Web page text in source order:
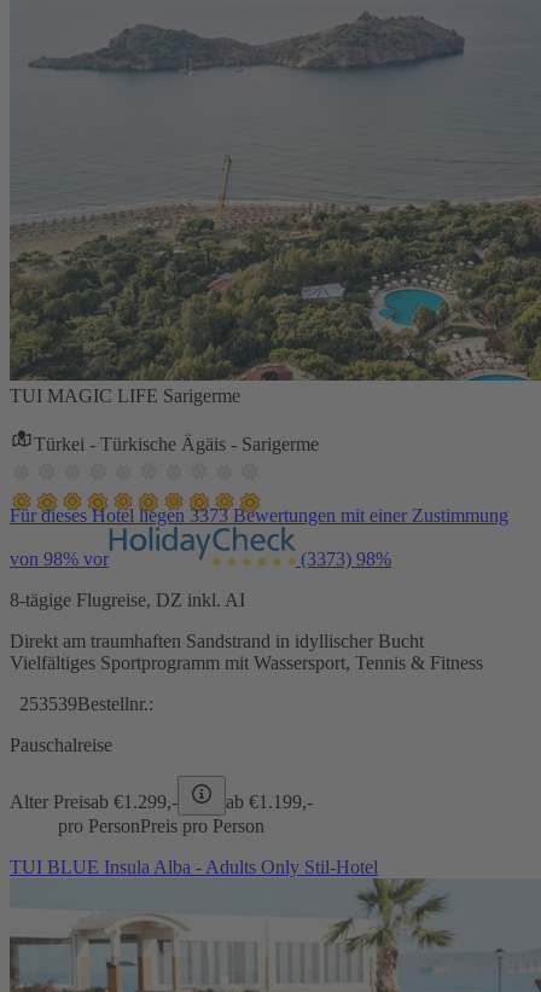
TUI MAGIC LIFE Sarigerme
Türkei - Türkische Ägäis - Sarigerme
Für dieses Hotel liegen 3373 Bewertungen mit einer Zustimmung
von 98% vor (3373) 98%
8-tägige Flugreise, DZ inkl. AI
Direkt am traumhaften Sandstrand in idyllischer Bucht
Vielfältiges Sportprogramm mit Wassersport, Tennis & Fitness
253539Bestellnr.:
Pauschalreise
Alter Preisab €1.299,- ab €1.199,-
pro PersonPreis pro Person
TUI BLUE Insula Alba - Adults Only Stil-Hotel